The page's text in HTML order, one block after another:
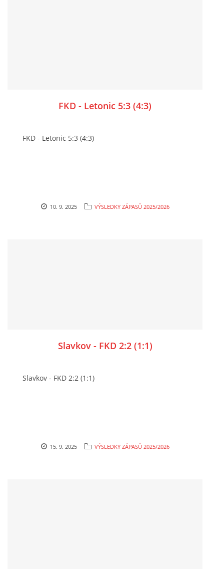
FKD - Letonic 5:3 (4:3)
FKD - Letonic 5:3 (4:3)
10. 9. 2025 VÝSLEDKY ZÁPASŮ 2025/2026
Slavkov - FKD 2:2 (1:1)
Slavkov - FKD 2:2 (1:1)
15. 9. 2025 VÝSLEDKY ZÁPASŮ 2025/2026